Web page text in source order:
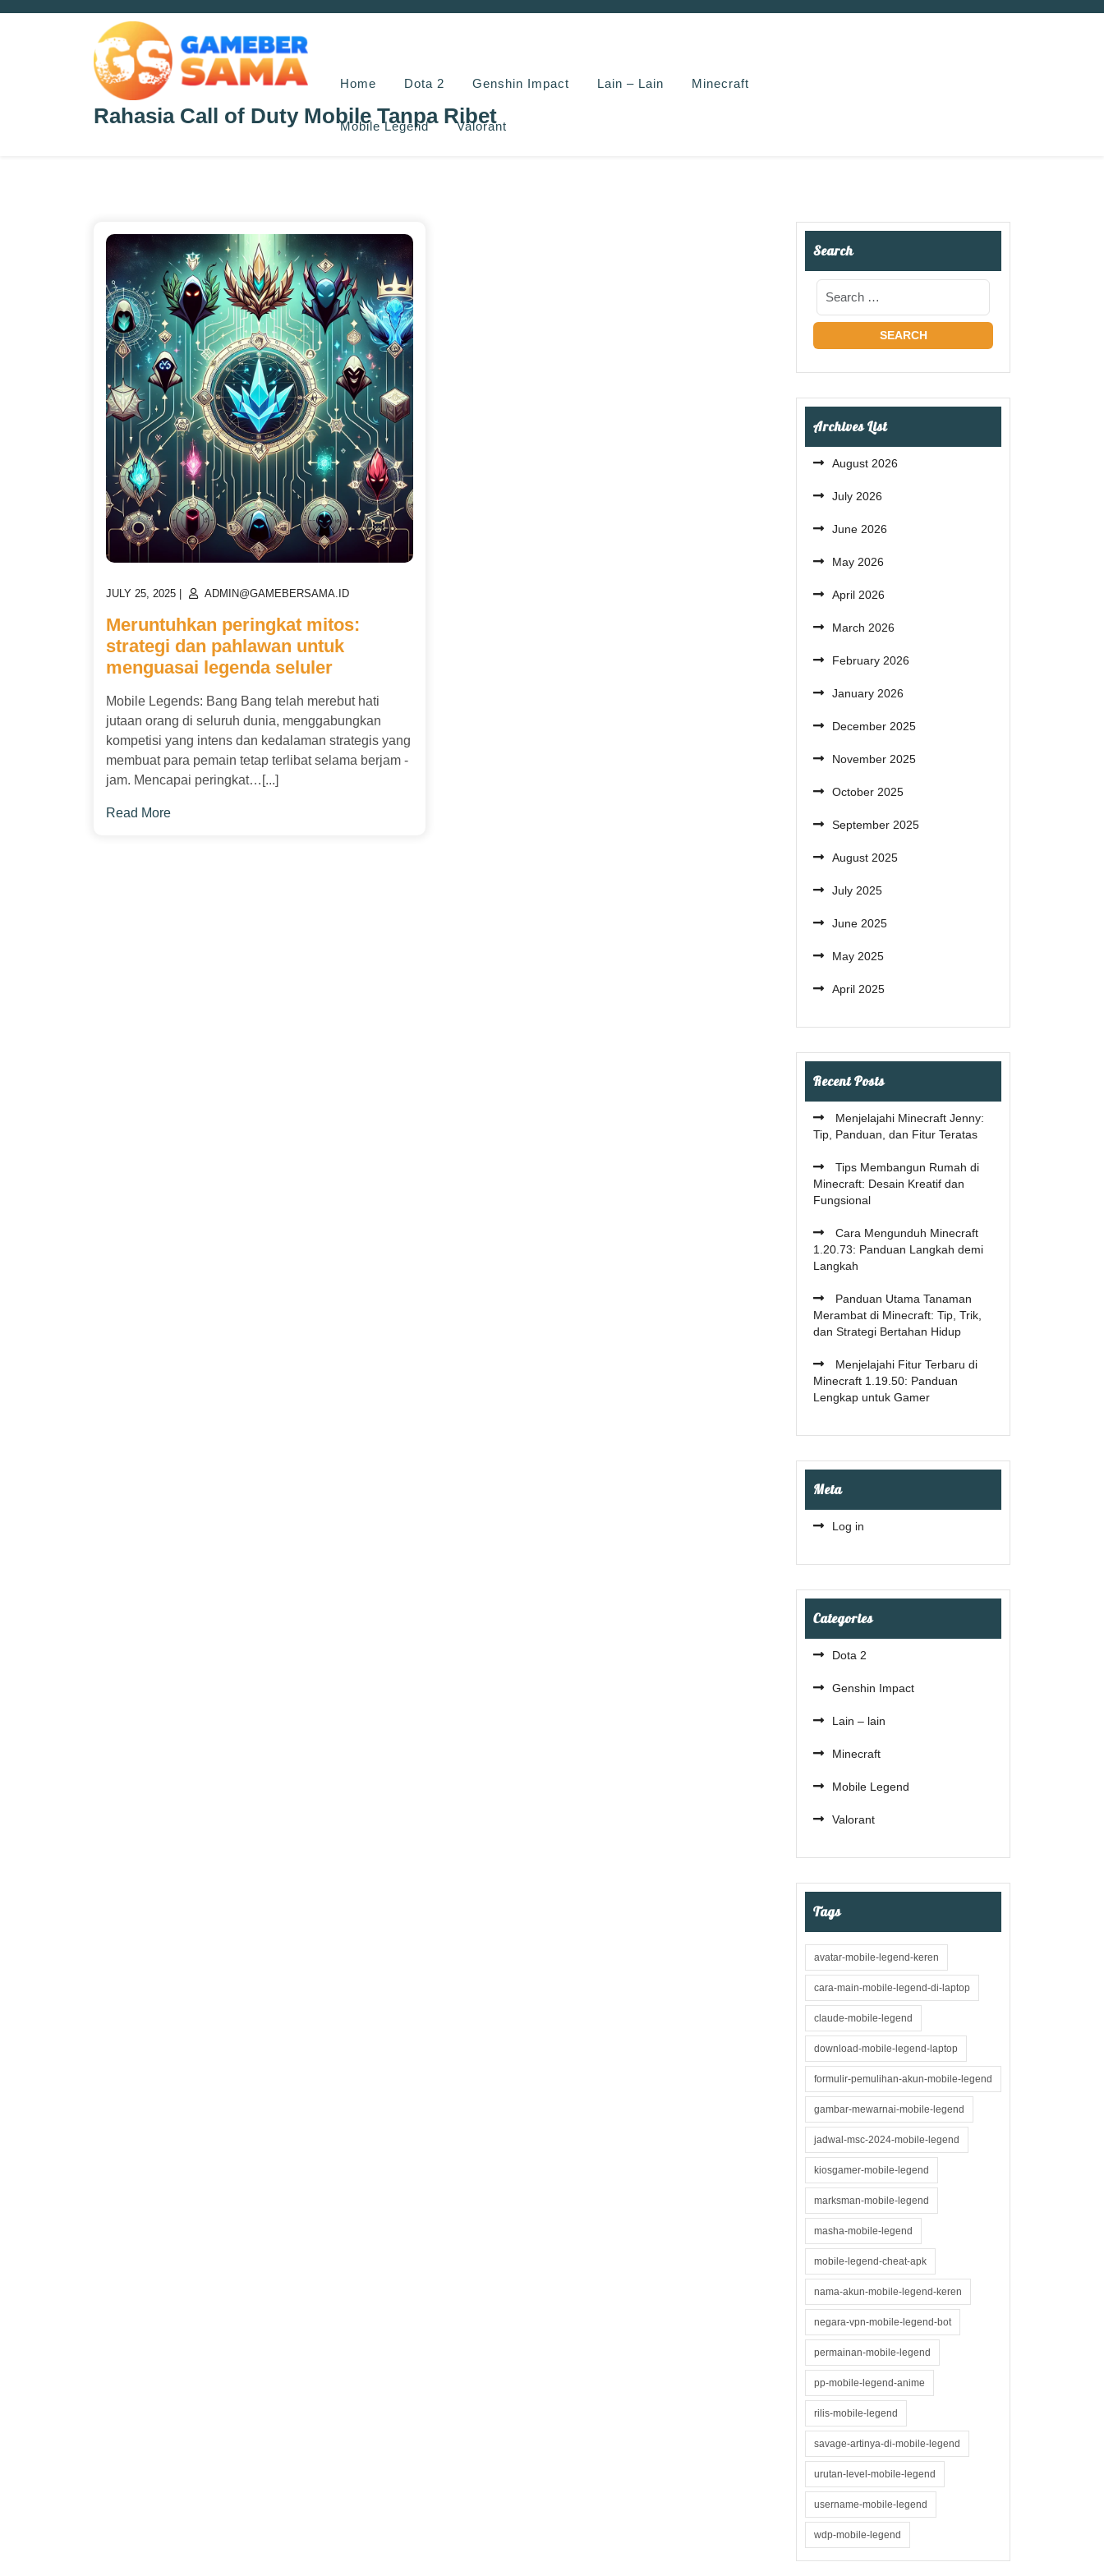
Rahasia Call of Duty Mobile Tanpa Ribet
Home Dota 2 Genshin Impact Lain – Lain Minecraft
Mobile Legend Valorant
POSTED
JULY 25, 2025
POSTED
ADMIN@GAMEBERSAMA.ID
Meruntuhkan peringkat mitos:
strategi dan pahlawan untuk
menguasai legenda seluler
Mobile Legends: Bang Bang telah merebut hati
jutaan orang di seluruh dunia, menggabungkan
kompetisi yang intens dan kedalaman strategis yang
membuat para pemain tetap terlibat selama berjam -
jam. Mencapai peringkat…[...]
Read More
Search
Archives List
August 2026
July 2026
June 2026
May 2026
April 2026
March 2026
February 2026
January 2026
December 2025
November 2025
October 2025
September 2025
August 2025
July 2025
June 2025
May 2025
April 2025
Recent Posts
Menjelajahi Minecraft Jenny:
Tip, Panduan, dan Fitur Teratas
Tips Membangun Rumah di
Minecraft: Desain Kreatif dan
Fungsional
Cara Mengunduh Minecraft
1.20.73: Panduan Langkah demi
Langkah
Panduan Utama Tanaman
Merambat di Minecraft: Tip, Trik,
dan Strategi Bertahan Hidup
Menjelajahi Fitur Terbaru di
Minecraft 1.19.50: Panduan
Lengkap untuk Gamer
Meta
Log in
Categories
Dota 2
Genshin Impact
Lain – lain
Minecraft
Mobile Legend
Valorant
Tags
avatar-mobile-legend-keren
cara-main-mobile-legend-di-laptop
claude-mobile-legend
download-mobile-legend-laptop
formulir-pemulihan-akun-mobile-legend
gambar-mewarnai-mobile-legend
jadwal-msc-2024-mobile-legend
kiosgamer-mobile-legend
marksman-mobile-legend
masha-mobile-legend
mobile-legend-cheat-apk
nama-akun-mobile-legend-keren
negara-vpn-mobile-legend-bot
permainan-mobile-legend
pp-mobile-legend-anime
rilis-mobile-legend
savage-artinya-di-mobile-legend
urutan-level-mobile-legend
username-mobile-legend
wdp-mobile-legend